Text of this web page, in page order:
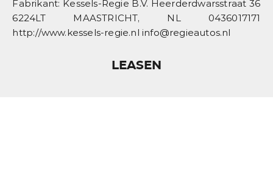
Fabrikant: Kessels-Regie B.V. Heerderdwarsstraat 36
6224LT MAASTRICHT, NL 0436017171
http://www.kessels-regie.nl info@regieautos.nl
LEASEN